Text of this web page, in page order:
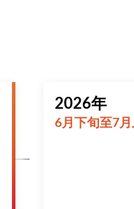
2026年
6月下旬至7